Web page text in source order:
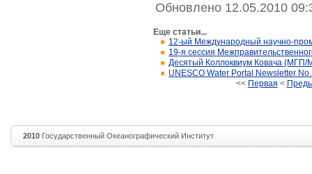
Обновлено 12.05.2010
Еще статьи...
12-ый Международный научно-
19-я сессия
Десятый Коллоквиум Ковача
UNESCO Water Portal Newsletter
<< Первая <
2010 Государственный Океанографический Институт